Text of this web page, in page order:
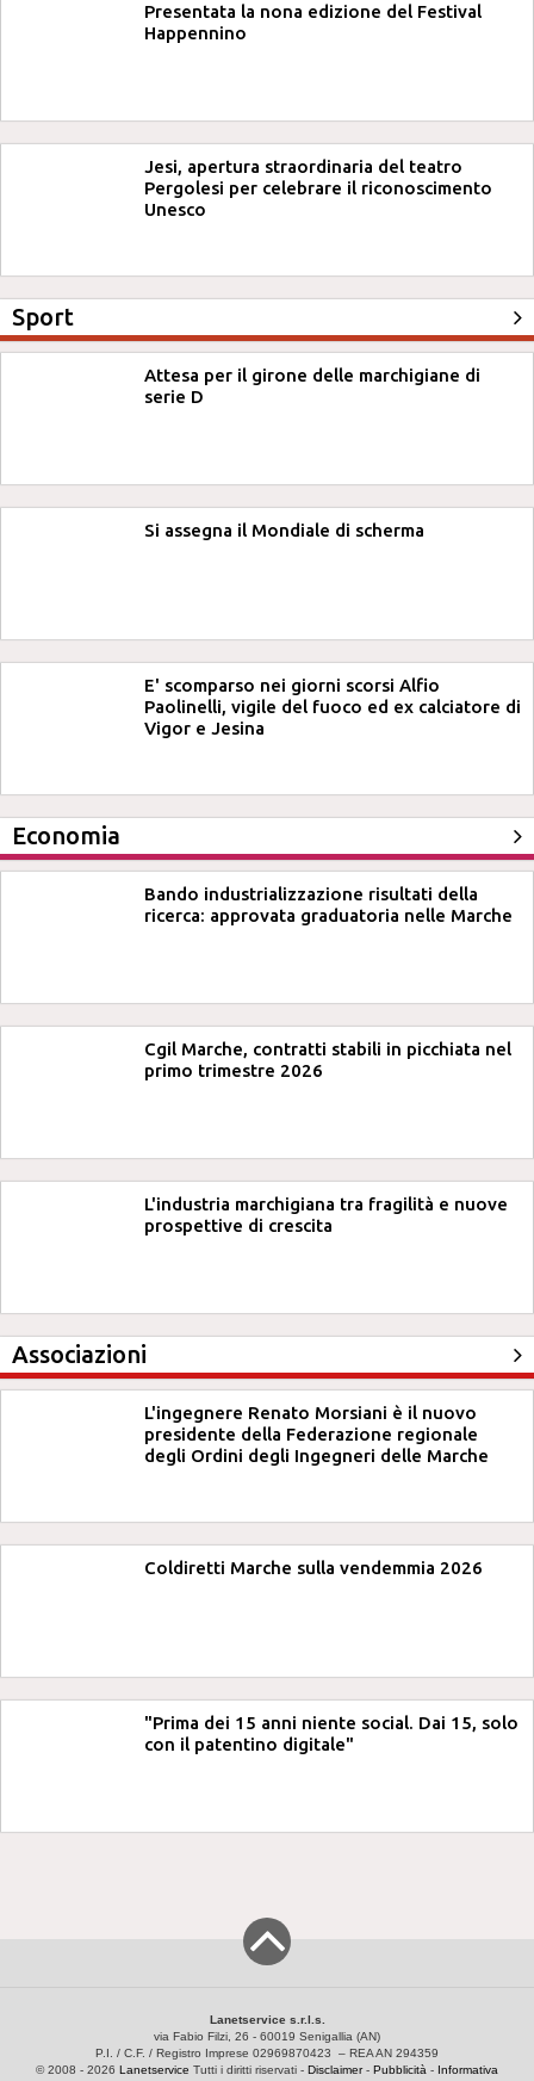
Presentata la nona edizione del Festival
Happennino
Jesi, apertura straordinaria del teatro
Pergolesi per celebrare il riconoscimento
Unesco
Sport
Attesa per il girone delle marchigiane di
serie D
Si assegna il Mondiale di scherma
E' scomparso nei giorni scorsi Alfio
Paolinelli, vigile del fuoco ed ex calciatore di
Vigor e Jesina
Economia
Bando industrializzazione risultati della
ricerca: approvata graduatoria nelle Marche
Cgil Marche, contratti stabili in picchiata nel
primo trimestre 2026
L'industria marchigiana tra fragilità e nuove
prospettive di crescita
Associazioni
L'ingegnere Renato Morsiani è il nuovo
presidente della Federazione regionale
degli Ordini degli Ingegneri delle Marche
Coldiretti Marche sulla vendemmia 2026
"Prima dei 15 anni niente social. Dai 15, solo
con il patentino digitale"
Lanetservice s.r.l.s.
via Fabio Filzi, 26 - 60019 Senigallia (AN)
P.I. / C.F. / Registro Imprese 02969870423 – REA AN 294359
© 2008 - 2026 Lanetservice Tutti i diritti riservati - Disclaimer- Pubblicità - Informativa